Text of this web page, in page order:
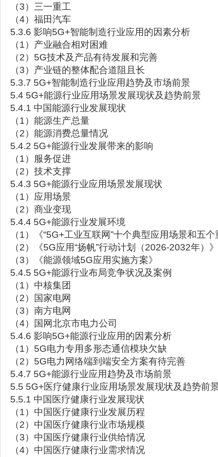
（3）三一重工
（4）福田汽车
5.3.6 影响5G+智能制造行业应用的因素分析
（1）产业融合相对困难
（2）5G技术及产品有待发展和完善
（3）产业链的整体配合道阻且长
5.3.7 5G+智能制造行业应用趋势及市场前景
5.4 5G+能源行业应用场景发展现状及趋势前景
5.4.1 中国能源行业发展现状
（1）能源生产总量
（2）能源消费总量情况
5.4.2 5G+能源行业发展带来的影响
（1）服务促进
（2）技术支撑
5.4.3 5G+能源行业应用场景发展现状
（1）应用场景
（2）商业变现
5.4.4 5G+能源行业发展环境
（1）《“5G+工业互联网”十个典型应用场景和五
（2）《5G应用“扬帆”行动计划（2026-2032年）
（3）《能源领域5G应用实施方案》
5.4.5 5G+能源行业布局竞争状况及案例
（1）中核集团
（2）国家电网
（3）南方电网
（4）国网北京市电力公司
5.4.6 影响5G+能源行业应用的因素分析
（1）5G电力专用多形态通信模块欠缺
（2）5G电力网络端到端安全方案有待完善
5.4.7 5G+能源行业应用趋势及市场前景
5.5 5G+医疗健康行业应用场景发展现状及趋势前
5.5.1 中国医疗健康行业发展现状
（1）中国医疗健康行业发展历程
（2）中国医疗健康行业市场规模
（3）中国医疗健康行业供给情况
（4）中国医疗健康行业需求情况